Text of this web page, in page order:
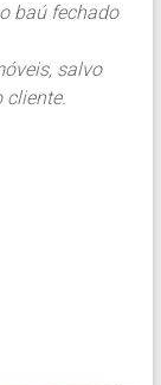
baú fechado
salvo
cliente.